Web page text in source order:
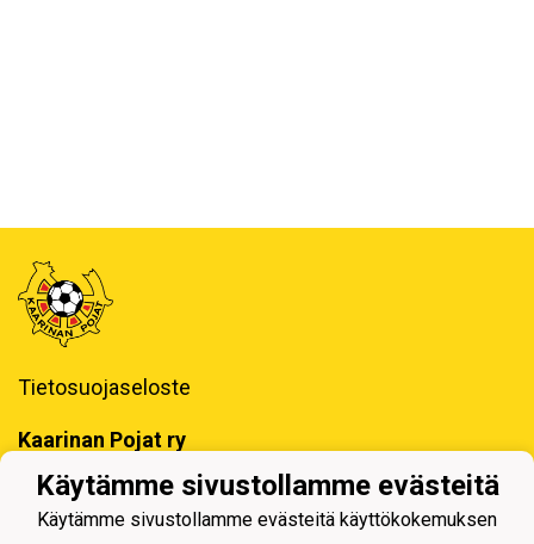
Tietosuojaseloste
Kaarinan Pojat ry
toimisto@kaapo.fi
y-tunnus: 1006858-6
Käytämme sivustollamme evästeitä
Käytämme sivustollamme evästeitä käyttökokemuksen